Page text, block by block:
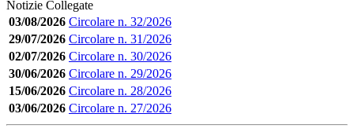
Notizie Collegate
03/08/2026 Circolare n. 32/2026
29/07/2026 Circolare n. 31/2026
02/07/2026 Circolare n. 30/2026
30/06/2026 Circolare n. 29/2026
15/06/2026 Circolare n. 28/2026
03/06/2026 Circolare n. 27/2026